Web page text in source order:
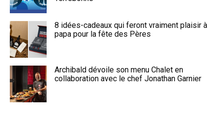
8 idées-cadeaux qui feront vraiment plaisir à
papa pour la fête des Pères
Archibald dévoile son menu Chalet en
collaboration avec le chef Jonathan Garnier